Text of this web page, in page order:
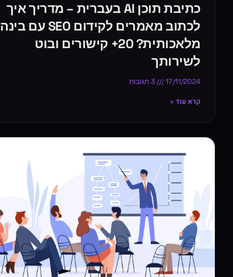
כתיבת תוכן AI בעברית – מדריך איך
לכתוב מאמרים לקידום SEO עם בינה
מלאכותית? 20+ קישורים ובוט
לשירותך
17/11/2024
קרא עוד »